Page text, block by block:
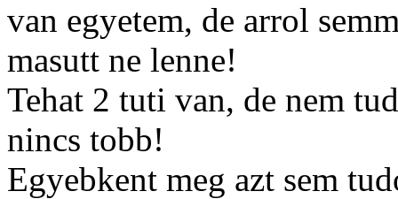
van egyetem, de arrol
masutt ne lenne!
Tehat 2 tuti van, de nem
nincs tobb!
Egyebkent meg azt sem